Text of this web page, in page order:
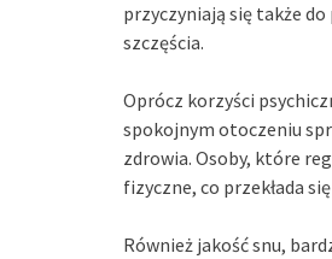
przyczyniają się także
szczęścia.
Oprócz korzyści
spokojnym otoczeniu
zdrowia. Osoby, które
fizyczne, co przekłada
Również jakość snu,